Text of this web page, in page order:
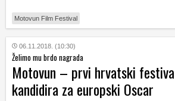
Motovun Film Festival
06.11.2018. (10:30)
Želimo mu brdo nagrada
Motovun – prvi hrvatski
kandidira za europski Oscar